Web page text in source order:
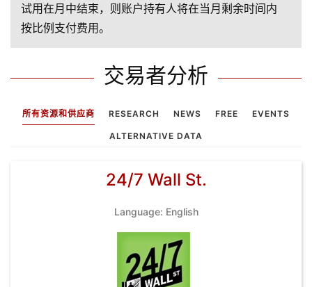
试用在月中结束，则账户持有人将在当月剩余时间内
按比例支付费用。
交易者分析
所有资源和供应商 RESEARCH NEWS FREE EVENTS
ALTERNATIVE DATA
24/7 Wall St.
Language: English